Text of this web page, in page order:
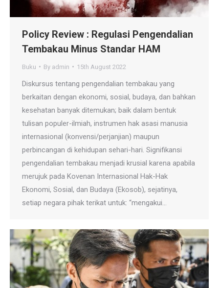
Policy Review : Regulasi Pengendalian
Tembakau Minus Standar HAM
Buku By admin 15th August 2022
Diskursus tentang pengendalian tembakau yang
berkaitan dengan ekonomi, sosial, budaya, dan bahkan
kesehatan banyak ditemukan; baik dalam bentuk
tulisan populer-ilmiah, instrumen hak asasi manusia
internasional (konvensi/perjanjian) maupun
perbincangan di kehidupan sehari-hari. Signifikansi
pengendalian tembakau menjadi krusial karena apabila
merujuk pada Kovenan Internasional Hak-Hak
Ekonomi, Sosial, dan Budaya (Ekosob), sejatinya,
setiap negara pihak terikat untuk: “mengakui…